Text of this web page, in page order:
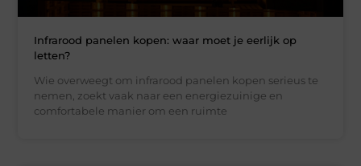
Infrarood panelen kopen: waar moet je eerlijk op
letten?
Wie overweegt om infrarood panelen kopen serieus te
nemen, zoekt vaak naar een energiezuinige en
comfortabele manier om een ruimte